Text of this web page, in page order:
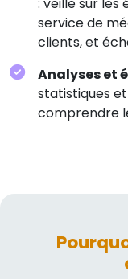
service de
clients, et
Analyses et
statistiques
comprendre